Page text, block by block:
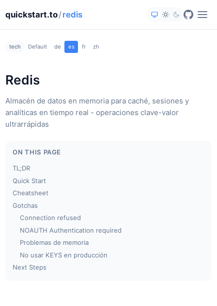
quickstart.to/redis
tech Default de es fr zh
Redis
Almacén de datos en memoria para caché, sesiones y
analíticas en tiempo real - operaciones clave-valor
ultrarrápidas
ON THIS PAGE
TL;DR
Quick Start
Cheatsheet
Gotchas
Connection refused
NOAUTH Authentication required
Problemas de memoria
No usar KEYS en producción
Next Steps